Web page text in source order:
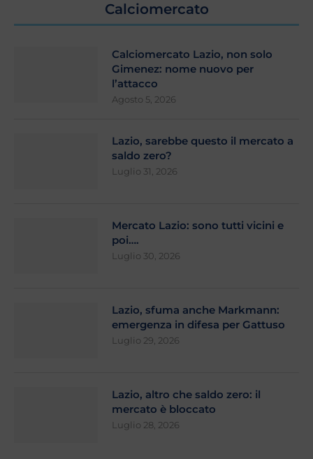
Calciomercato
Calciomercato Lazio, non solo
Gimenez: nome nuovo per
l’attacco
Agosto 5, 2026
Lazio, sarebbe questo il mercato a
saldo zero?
Luglio 31, 2026
Mercato Lazio: sono tutti vicini e
poi….
Luglio 30, 2026
Lazio, sfuma anche Markmann:
emergenza in difesa per Gattuso
Luglio 29, 2026
Lazio, altro che saldo zero: il
mercato è bloccato
Luglio 28, 2026